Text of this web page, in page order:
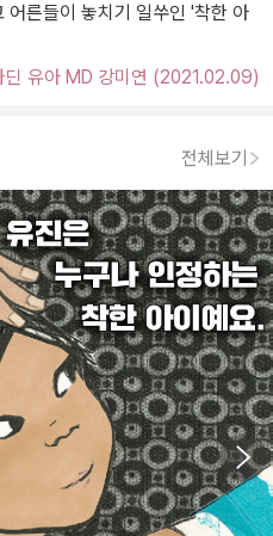
어른들이 놓치기 일쑤인 '착한 아
딘 유아 MD 강미연 (2021.02.09)
전체보기